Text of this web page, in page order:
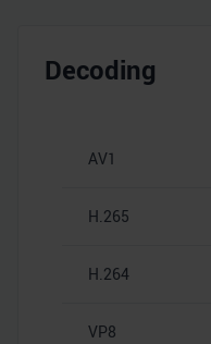
analysieren. Außerdem
Verwendung unserer
weiteren Daten
gesammelt haben.
Decoding
AV1
H.265
H.264
VP8